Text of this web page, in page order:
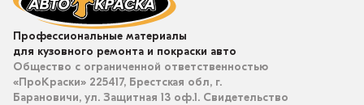
Профессиональные материалы
для кузовного ремонта и покраски авто
Общество с ограниченной ответственностью
«ПроКраски» 225417, Брестская обл, г.
Барановичи, ул. Защитная 13 оф.1. Свидетельство